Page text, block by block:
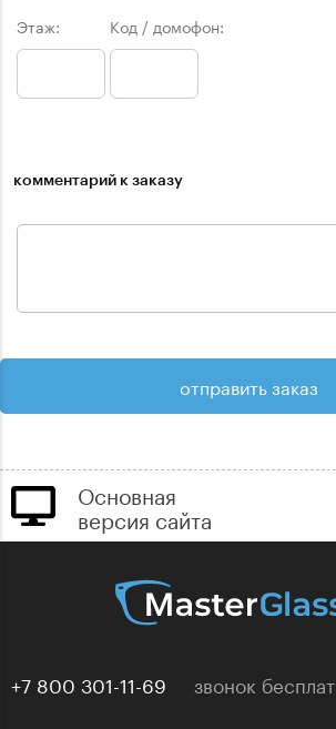
Этаж: Код / домофон:
комментарий к заказу
Основная
версия сайта
+7 800 301-11-69 звонок